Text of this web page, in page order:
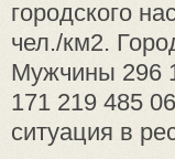
городского
чел./км2.
Мужчины 296
171 219 485
ситуация в